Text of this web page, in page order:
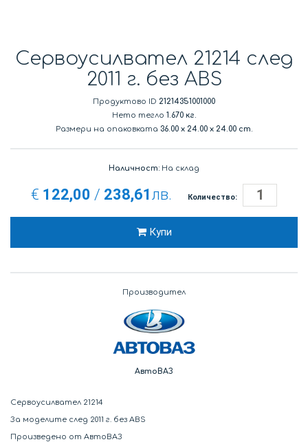
Сервоусилвател 21214 след
2011 г. без ABS
Продуктово ID 21214351001000
Нето тегло 1.670 кг.
Размери на опаковката 36.00 x24.00 x24.00 cm.
Наличност: На склад
€ 122,00 / 238,61 лв. Количество:
Купи
Производител
АвтоВАЗ
Сервоусилвател 21214
За моделите след 2011 г. без ABS
Произведено от АвтоВАЗ